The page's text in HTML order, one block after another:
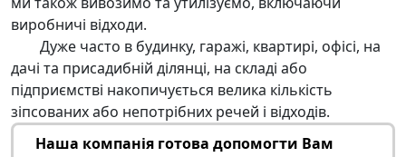
виробничі відходи.
Дуже часто в будинку, гаражі, квартирі, офісі, на
дачі та присадибній ділянці, на складі або
підприємстві накопичується велика кількість
зіпсованих або непотрібних речей і відходів.
Наша компанія готова допомогти Вам